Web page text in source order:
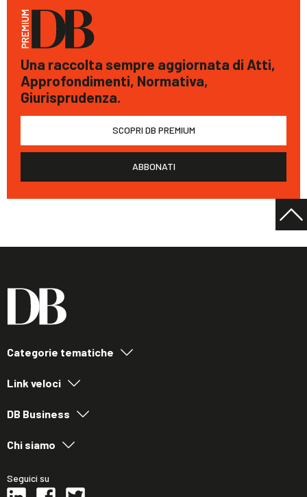
Una raccolta sempre aggiornata di Atti,
Approfondimenti, Normativa,
Giurisprudenza.
SCOPRI DB PREMIUM
ABBONATI
Categorie tematiche
Link veloci
DB Business
Chi siamo
Seguici su